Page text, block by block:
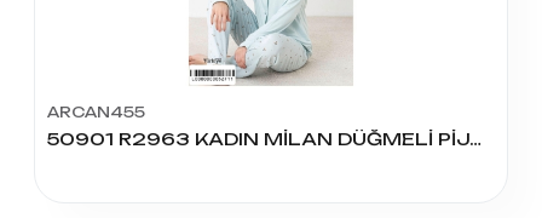
ARCAN455
50901 R2963 KADIN MİLAN DÜĞMELİ PİJAMA TAKIM